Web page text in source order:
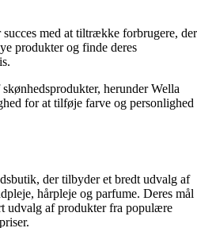
med at tiltrække forbrugere, der
produkter og finde deres
herunder Wella
for at tilføje farve og personlighed
der tilbyder et bredt udvalg af
hårpleje og parfume. Deres mål
udvalg af produkter fra populære